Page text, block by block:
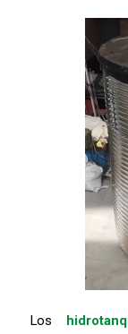
Los